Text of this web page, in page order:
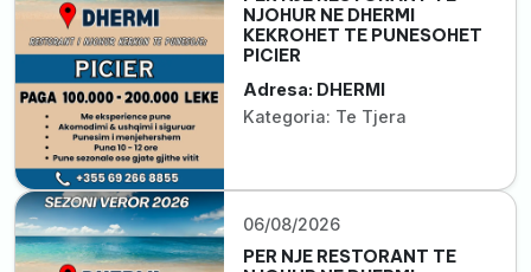
NJOHUR NE DHERMI
KEKROHET TE PUNESOHET
PICIER
Adresa: DHERMI
Kategoria: Te Tjera
06/08/2026
PER NJE RESTORANT TE